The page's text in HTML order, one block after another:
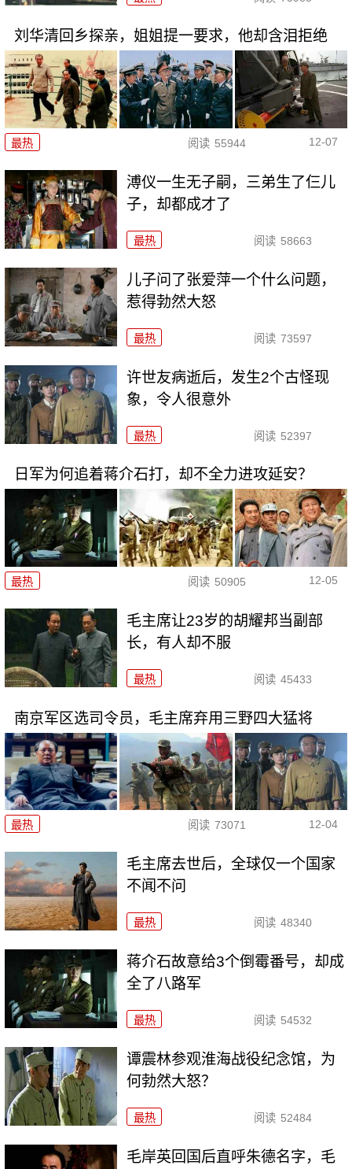
刘华清回乡探亲，姐姐提一要求，他却含泪拒绝
最热 阅读 55944 12-07
溥仪一生无子嗣，三弟生了仨儿
子，却都成才了
最热 阅读 58663
儿子问了张爱萍一个什么问题，
惹得勃然大怒
最热 阅读 73597
许世友病逝后，发生2个古怪现
象，令人很意外
最热 阅读 52397
日军为何追着蒋介石打，却不全力进攻延安？
最热 阅读 50905 12-05
毛主席让23岁的胡耀邦当副部
长，有人却不服
最热 阅读 45433
南京军区选司令员，毛主席弃用三野四大猛将
最热 阅读 73071 12-04
毛主席去世后，全球仅一个国家
不闻不问
最热 阅读 48340
蒋介石故意给3个倒霉番号，却成
全了八路军
最热 阅读 54532
谭震林参观淮海战役纪念馆，为
何勃然大怒？
最热 阅读 52484
毛岸英回国后直呼朱德名字，毛